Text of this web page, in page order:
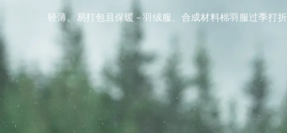
轻薄、易打包且保暖 – 羽绒服、合成材料棉羽服过季打折